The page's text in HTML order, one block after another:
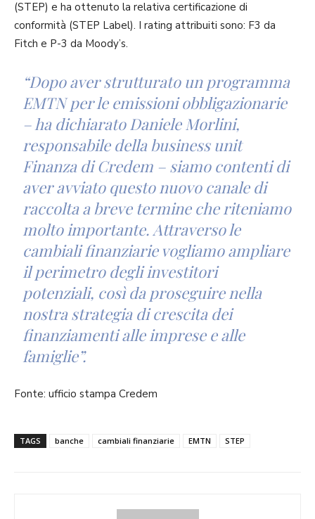
(STEP) e ha ottenuto la relativa certificazione di
conformità (STEP Label). I rating attribuiti sono: F3 da
Fitch e P-3 da Moody’s.
“Dopo aver strutturato un programma
EMTN per le emissioni obbligazionarie
– ha dichiarato Daniele Morlini,
responsabile della business unit
Finanza di Credem – siamo contenti di
aver avviato questo nuovo canale di
raccolta a breve termine che riteniamo
molto importante. Attraverso le
cambiali finanziarie vogliamo ampliare
il perimetro degli investitori
potenziali, così da proseguire nella
nostra strategia di crescita dei
finanziamenti alle imprese e alle
famiglie”.
Fonte: ufficio stampa Credem
TAGS banche cambiali finanziarie EMTN STEP